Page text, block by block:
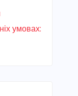
умовах: